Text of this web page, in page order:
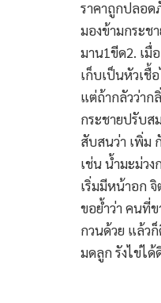
ราคาถูกปลอด
มองข้ามกระช
มาน1ขีด2. เมื่
เก็บเป็นหัวเชื้
แต่ถ้ากลัวว่าก
กระชายปรับส
สับสนว่า เพิ่ม
เช่น น้ำมะม่ว
เริ่มมีหน้าอก
ขอย้ำว่า คนที่
กวนด้วย แล้ว
มดลูก รังไข่ไ